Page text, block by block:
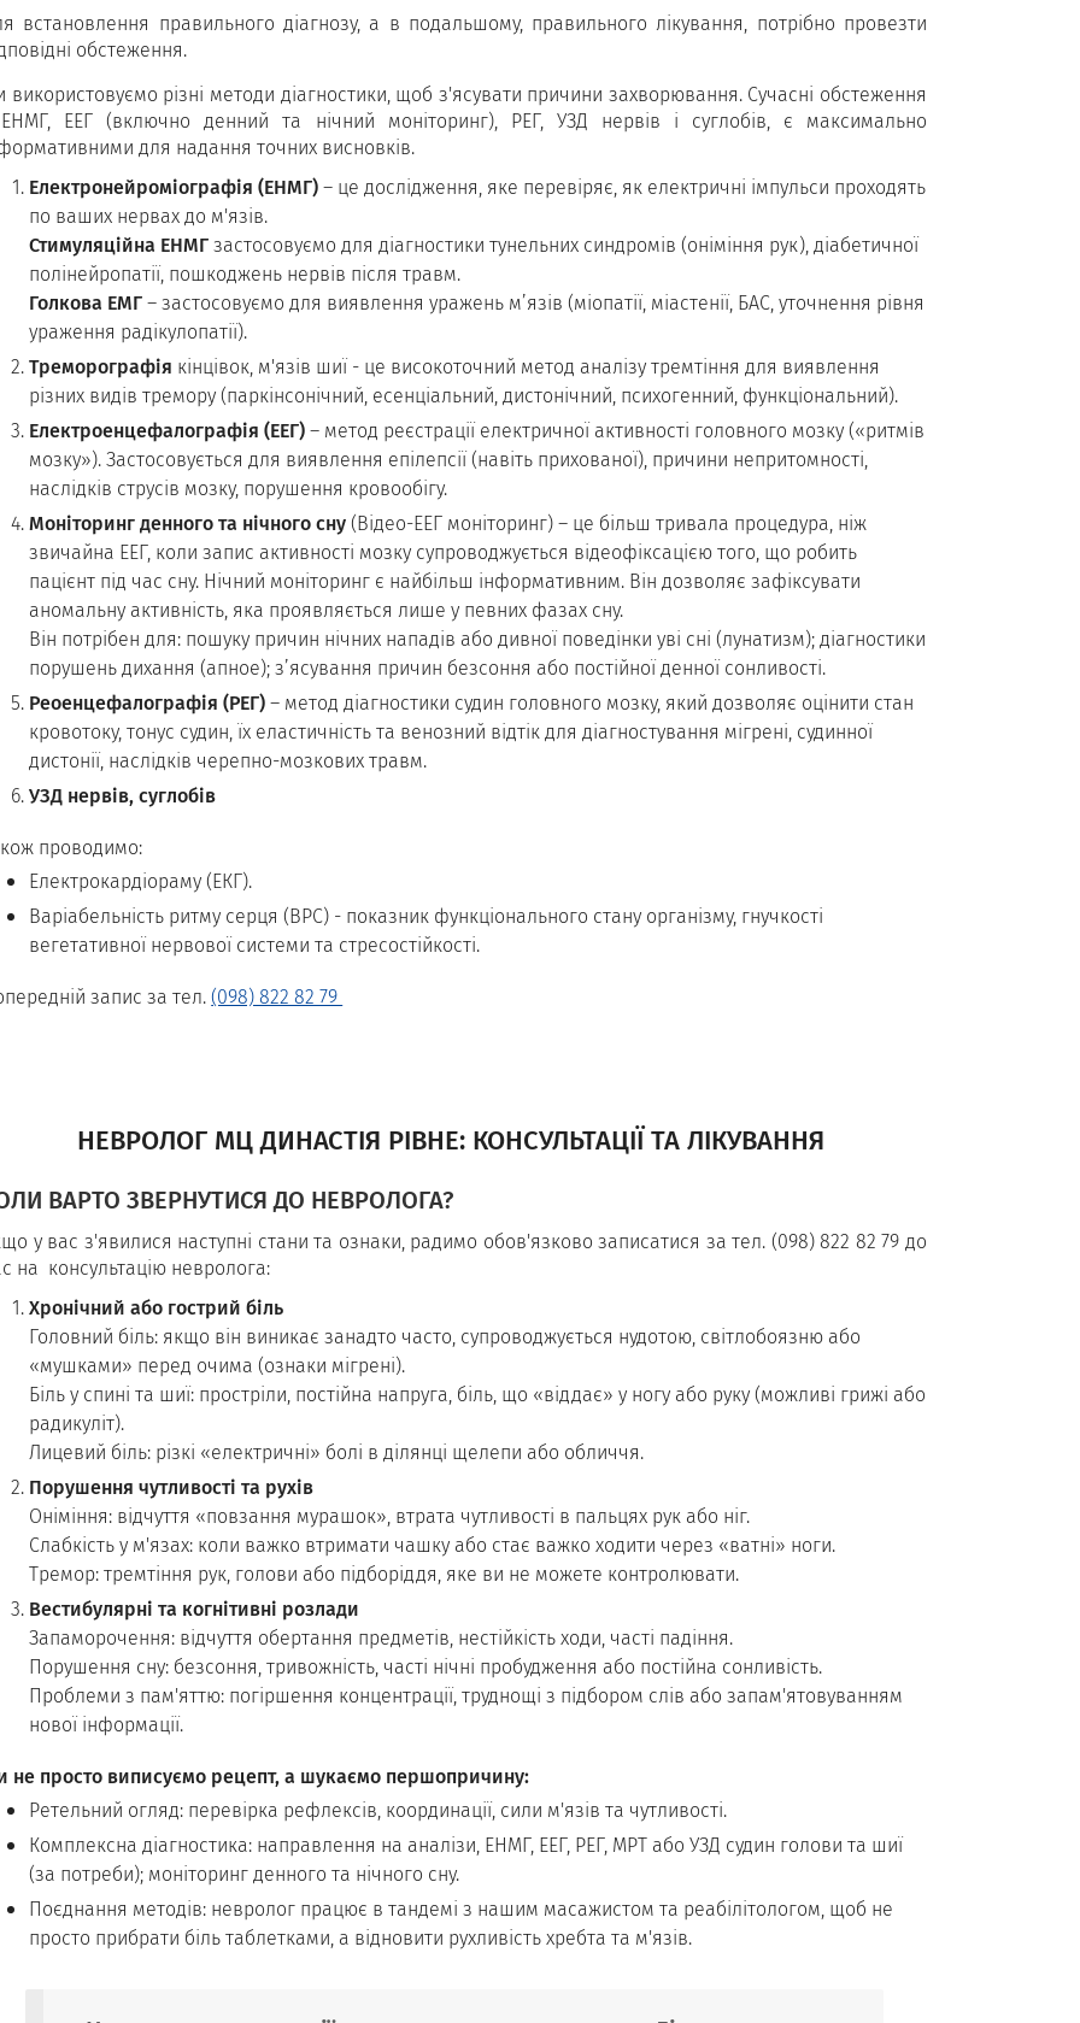
встановлення правильного діагнозу, а в подальшому, правильного лікування, потрібно провезти
обстеження.
використовуємо різні методи діагностики, щоб з'ясувати причини захворювання. Сучасні обстеження
ЕЕГ (включно денний та нічний моніторинг), РЕГ, УЗД нервів і суглобів, є максимально
для надання точних висновків.
Електронейроміографія (ЕНМГ)– це дослідження, яке перевіряє, як електричні імпульси проходять
по ваших нервах до м'язів.
Стимуляційна ЕНМГзастосовуємо для діагностики тунельних синдромів (оніміння рук), діабетичної
полінейропатії, пошкоджень нервів після травм.
Голкова ЕМГ– застосовуємо для виявлення уражень м’язів (міопатії, міастенії, БАС, уточнення рівня
ураження радікулопатії).
Треморографія кінцівок, м'язів шиї - це високоточний метод аналізу тремтіння для виявлення
різних видів тремору (паркінсонічний, есенціальний, дистонічний, психогенний, функціональний).
Електроенцефалографія (ЕЕГ)– метод реєстрації електричної активності головного мозку («ритмів
мозку»). Застосовується для виявлення епілепсії (навіть прихованої), причини непритомності,
наслідків струсів мозку, порушення кровообігу.
Моніторинг денного та нічного сну(Відео-ЕЕГ моніторинг) – це більш тривала процедура, ніж
звичайна ЕЕГ, коли запис активності мозку супроводжується відеофіксацією того, що робить
пацієнт під час сну. Нічний моніторинг є найбільш інформативним. Він дозволяє зафіксувати
аномальну активність, яка проявляється лише у певних фазах сну.
Він потрібен для: пошуку причин нічних нападів або дивної поведінки уві сні (лунатизм); діагностики
порушень дихання (апное); з’ясування причин безсоння або постійної денної сонливості.
Реоенцефалографія (РЕГ)– метод діагностики судин головного мозку, який дозволяє оцінити стан
кровотоку, тонус судин, їх еластичність та венозний відтік для діагностування мігрені, судинної
дистонії, наслідків черепно-мозкових травм.
УЗД нервів, суглобів
проводимо:
Електрокардіораму (ЕКГ).
Варіабельність ритму серця (ВРС) - показник функціонального стану організму, гнучкості
вегетативної нервової системи та стресостійкості.
запис за тел.(098) 822 82 79
НЕВРОЛОГ МЦ ДИНАСТІЯ РІВНЕ: КОНСУЛЬТАЦІЇ ТА ЛІКУВАННЯ
ВАРТО ЗВЕРНУТИСЯ ДО НЕВРОЛОГА?
у вас з'явилися наступні стани та ознаки, радимо обов'язково записатися за тел. (098) 822 82 79 до
на консультацію невролога:
Хронічний або гострий біль
Головний біль: якщо він виникає занадто часто, супроводжується нудотою, світлобоязню або
«мушками» перед очима (ознаки мігрені).
Біль у спині та шиї: простріли, постійна напруга, біль, що «віддає» у ногу або руку (можливі грижі або
радикуліт).
Лицевий біль: різкі «електричні» болі в ділянці щелепи або обличчя.
Порушення чутливості та рухів
Оніміння: відчуття «повзання мурашок», втрата чутливості в пальцях рук або ніг.
Слабкість у м'язах: коли важко втримати чашку або стає важко ходити через «ватні» ноги.
Тремор: тремтіння рук, голови або підборіддя, яке ви не можете контролювати.
Вестибулярні та когнітивні розлади
Запаморочення: відчуття обертання предметів, нестійкість ходи, часті падіння.
Порушення сну: безсоння, тривожність, часті нічні пробудження або постійна сонливість.
Проблеми з пам'яттю: погіршення концентрації, труднощі з підбором слів або запам'ятовуванням
нової інформації.
не просто виписуємо рецепт, а шукаємо першопричину:
Ретельний огляд: перевірка рефлексів, координації, сили м'язів та чутливості.
Комплексна діагностика: направлення на аналізи, ЕНМГ, ЕЕГ, РЕГ, МРТ або УЗД судин голови та шиї
(за потреби); моніторинг денного та нічного сну.
Поєднання методів: невролог працює в тандемі з нашим масажистом та реабілітологом, щоб не
просто прибрати біль таблетками, а відновити рухливість хребта та м'язів.